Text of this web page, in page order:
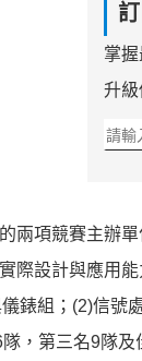
掌
升級
兩項競賽主辦
際設計與應用
錶組；(2)信號
，第三名9隊